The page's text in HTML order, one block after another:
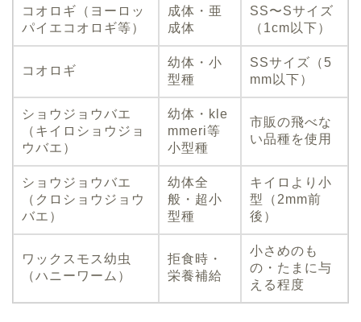
コオロギ（ヨーロッ
パイエコオロギ等）
成体・亜
成体
SS〜Sサイズ
（1cm以下）
コオロギ
幼体・小
型種
SSサイズ（5
mm以下）
ショウジョウバエ
（キイロショウジョ
ウバエ）
幼体・kle
mmeri等
小型種
市販の飛べな
い品種を使用
ショウジョウバエ
（クロショウジョウ
バエ）
幼体全
般・超小
型種
キイロより小
型（2mm前
後）
ワックスモス幼虫
（ハニーワーム）
拒食時・
栄養補給
小さめのも
の・たまに与
える程度